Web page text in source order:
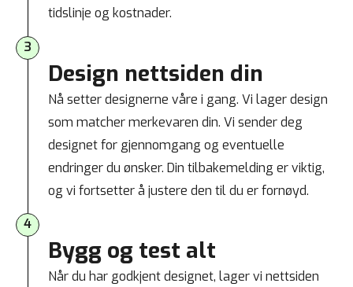
tidslinje og kostnader.
3
Design nettsiden din
Nå setter designerne våre i gang. Vi lager design
som matcher merkevaren din. Vi sender deg
designet for gjennomgang og eventuelle
endringer du ønsker. Din tilbakemelding er viktig,
og vi fortsetter å justere den til du er fornøyd.
4
Bygg og test alt
Når du har godkjent designet, lager vi nettsiden